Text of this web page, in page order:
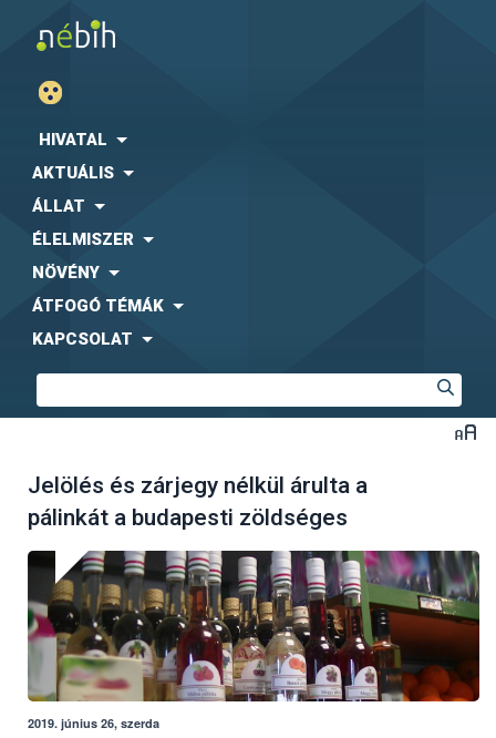
HIVATAL
AKTUÁLIS
ÁLLAT
ÉLELMISZER
NÖVÉNY
ÁTFOGÓ TÉMÁK
KAPCSOLAT
Jelölés és zárjegy nélkül árulta a
pálinkát a budapesti zöldséges
2019. június 26, szerda